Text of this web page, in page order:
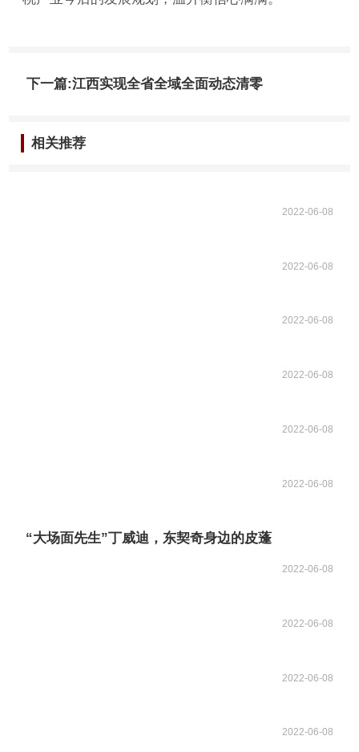
下一篇:江西实现全省全域全面动态清零
相关推荐
2022-06-08
2022-06-08
2022-06-08
2022-06-08
2022-06-08
2022-06-08
“大场面先生”丁威迪，东契奇身边的皮蓬
2022-06-08
2022-06-08
2022-06-08
2022-06-08